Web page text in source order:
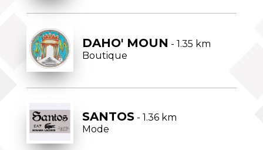
DAHO' MOUN - 1.35 km
Boutique
SANTOS- 1.36 km
Mode